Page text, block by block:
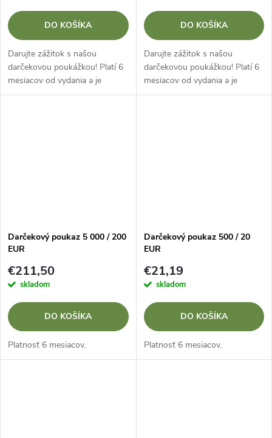
DO KOŠÍKA
Darujte zážitok s našou
darčekovou poukážkou! Platí 6
mesiacov od vydania a je
ideálny na akúkoľvek príležitosť.
DO KOŠÍKA
Darujte zážitok s našou
darčekovou poukážkou! Platí 6
mesiacov od vydania a je
ideálny na akúkoľvek príležitosť.
Darčekový poukaz 5 000 / 200
EUR
€211,50
skladom
DO KOŠÍKA
Platnosť 6 mesiacov.
Darčekový poukaz 500 / 20
EUR
€21,19
skladom
DO KOŠÍKA
Platnosť 6 mesiacov.